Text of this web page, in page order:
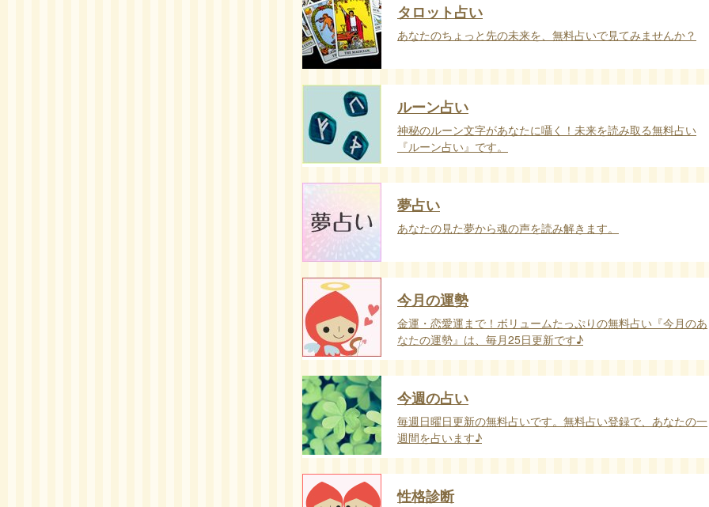
タロット占い
あなたのちょっと先の未来を、無料占いで見てみませんか？
ルーン占い
神秘のルーン文字があなたに囁く！未来を読み取る無料占い
『ルーン占い』です。
夢占い
あなたの見た夢から魂の声を読み解きます。
今月の運勢
金運・恋愛運まで！ボリュームたっぷりの無料占い『今月のあ
なたの運勢』は、毎月25日更新です♪
今週の占い
毎週日曜日更新の無料占いです。無料占い登録で、あなたの一
週間を占います♪
性格診断